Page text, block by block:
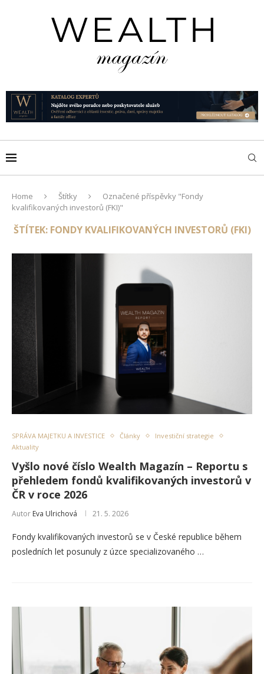
Home Štítky
Označené příspěvky "Fondy
kvalifikovaných investorů (FKI)"
ŠTÍTEK: FONDY KVALIFIKOVANÝCH INVESTORŮ (FKI)
SPRÁVA MAJETKU A INVESTICE Články
Investiční strategie
Aktuality
Vyšlo nové číslo Wealth Magazín – Reportu s
přehledem fondů kvalifikovaných investorů v
ČR v roce 2026
Autor Eva Ulrichová 21. 5. 2026
Fondy kvalifikovaných investorů se v České republice během
posledních let posunuly z úzce specializovaného …